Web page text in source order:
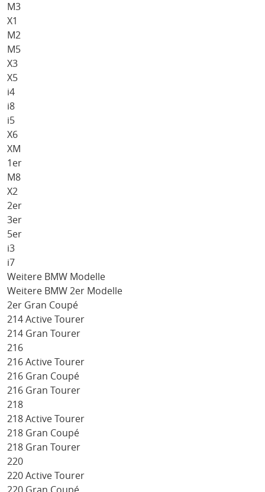
M3
X1
M2
M5
X3
X5
i4
i8
i5
X6
XM
1er
M8
X2
2er
3er
5er
i3
i7
Weitere BMW Modelle
Weitere BMW 2er Modelle
2er Gran Coupé
214 Active Tourer
214 Gran Tourer
216
216 Active Tourer
216 Gran Coupé
216 Gran Tourer
218
218 Active Tourer
218 Gran Coupé
218 Gran Tourer
220
220 Active Tourer
220 Gran Coupé